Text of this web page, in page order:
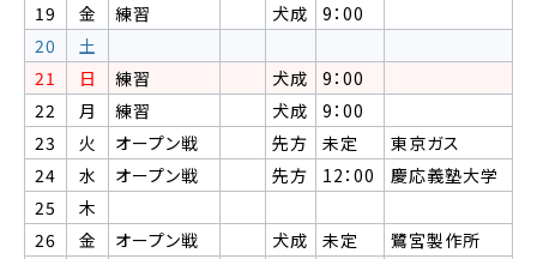
19
金 練習 犬成
9：00
20
土
21
日 練習 犬成
9：00
22
月 練習 犬成
9：00
23
火 オープン戦 先方 未定
東京ガス
24
水 オープン戦 先方 12：00
慶応義塾大学
25
木
26
金 オープン戦 犬成 未定
鷺宮製作所